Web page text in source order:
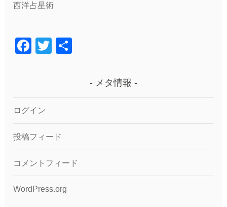
西洋占星術
F
b
o
k
T
メタ情報
ログイン
投稿フィード
コメントフィード
WordPress.org